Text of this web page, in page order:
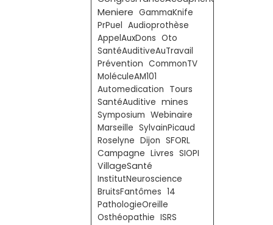
Meniere GammaKnife
PrPuel Audioprothèse
AppelAuxDons Oto
SantéAuditiveAuTravail
Prévention CommonTV
MoléculeAM101
Automedication Tours
SantéAuditive mines
Symposium Webinaire
Marseille SylvainPicaud
Roselyne Dijon SFORL
Campagne Livres SIOPI
VillageSanté
InstitutNeuroscience
BruitsFantômes 14
PathologieOreille
Osthéopathie ISRS